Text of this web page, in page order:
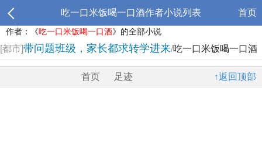
吃一口米饭喝一口酒作者小说列表 首页
作者：《吃一口米饭喝一口酒》的全部小说
[都市]带问题班级，家长都求转学进来/吃一口米饭喝一口酒
↑返回顶部
首页 足迹